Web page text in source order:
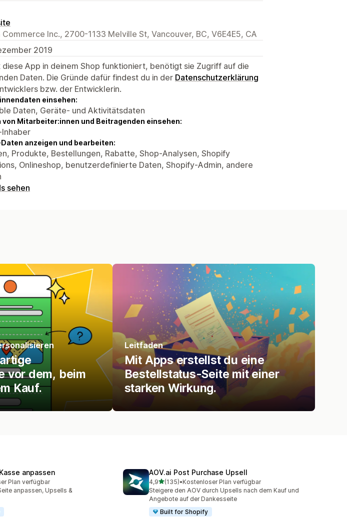
Commerce Inc., 2700-1133 Melville St, Vancouver, BC, V6E4E5, CA
2019
diese App in deinem Shop funktioniert, benötigt sie Zugriff auf die
Daten. Die Gründe dafür findest du in der Datenschutzerklärung
bzw. der Entwicklerin.
einsehen:
Daten, Geräte- und Aktivitätsdaten
von Mitarbeiter:innen und Beitragenden einsehen:
anzeigen und bearbeiten:
Produkte, Bestellungen, Rabatte, Shop-Analysen, Shopify
Onlineshop, benutzerdefinierte Daten, Shopify-Admin, andere
sehen
vor dem, beim
Kauf.
Leitfaden
Mit Apps erstellst du eine
Bestellstatus-Seite mit einer
starken Wirkung.
anpassen
Plan verfügbar
anpassen, Upsells &
AOV.ai Post Purchase Upsell
4,9von 5 Sternen
(135)
135 Rezensionen insgesamt
•Kostenloser Plan verfügbar
Steigere den AOV durch Upsells nach dem Kauf und
Angebote auf der Dankesseite
Built for Shopify